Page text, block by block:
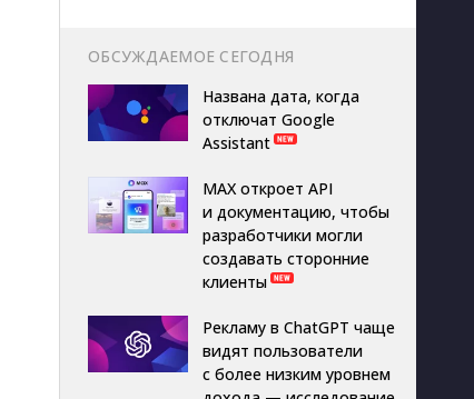
ОБСУЖДАЕМОЕ СЕГОДНЯ
Названа дата, когда
отключат Google
Assistant
MAX откроет API
и документацию, чтобы
разработчики могли
создавать сторонние
клиенты
Рекламу в ChatGPT чаще
видят пользователи
с более низким уровнем